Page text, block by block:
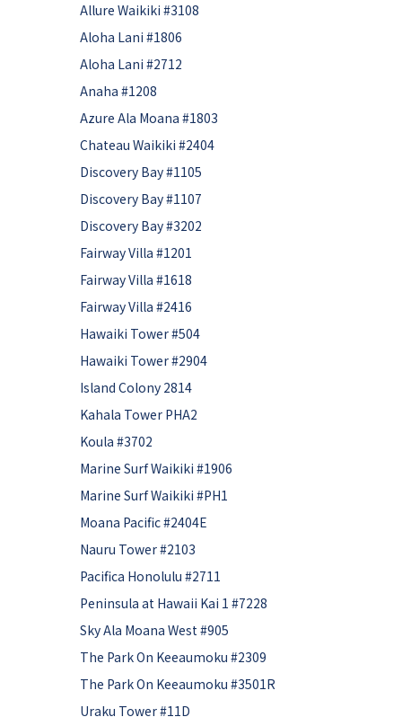
Allure Waikiki #3108
Aloha Lani #1806
Aloha Lani #2712
Anaha #1208
Azure Ala Moana #1803
Chateau Waikiki #2404
Discovery Bay #1105
Discovery Bay #1107
Discovery Bay #3202
Fairway Villa #1201
Fairway Villa #1618
Fairway Villa #2416
Hawaiki Tower #504
Hawaiki Tower #2904
Island Colony 2814
Kahala Tower PHA2
Koula #3702
Marine Surf Waikiki #1906
Marine Surf Waikiki #PH1
Moana Pacific #2404E
Nauru Tower #2103
Pacifica Honolulu #2711
Peninsula at Hawaii Kai 1 #7228
Sky Ala Moana West #905
The Park On Keeaumoku #2309
The Park On Keeaumoku #3501R
Uraku Tower #11D